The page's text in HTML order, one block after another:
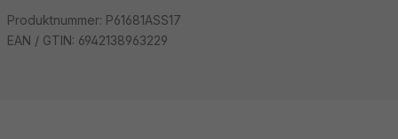
Produktnummer: P61681ASS17
EAN / GTIN: 6942138963229